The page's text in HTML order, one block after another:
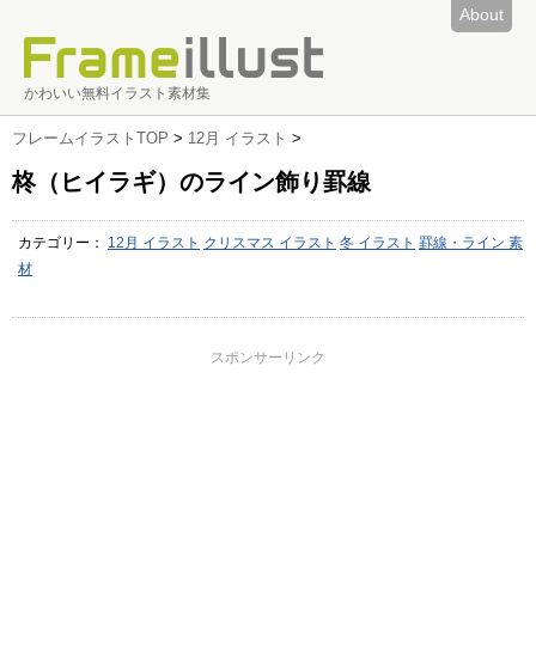
About
かわいい無料イラスト素材集
フレームイラストTOP > 12月 イラスト >
柊（ヒイラギ）のライン飾り罫線
カテゴリー： 12月 イラスト クリスマス イラスト 冬 イラスト 罫線・ライン 素
材
スポンサーリンク